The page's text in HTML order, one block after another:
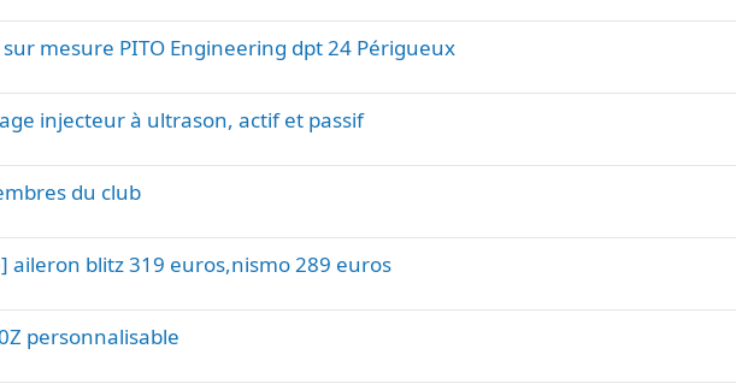
t
mesure PITO Engineering dpt 24 Périgueux
injecteur à ultrason, actif et passif
du club
blitz 319 euros,nismo 289 euros
personnalisable